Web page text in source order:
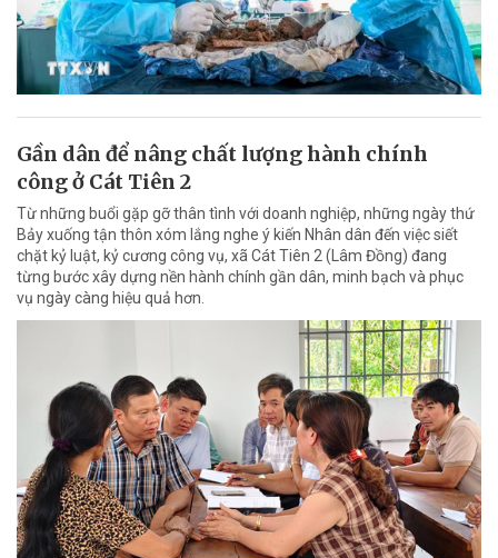
Gần dân để nâng chất lượng hành chính
công ở Cát Tiên 2
Từ những buổi gặp gỡ thân tình với doanh nghiệp, những ngày thứ
Bảy xuống tận thôn xóm lắng nghe ý kiến Nhân dân đến việc siết
chặt kỷ luật, kỷ cương công vụ, xã Cát Tiên 2 (Lâm Đồng) đang
từng bước xây dựng nền hành chính gần dân, minh bạch và phục
vụ ngày càng hiệu quả hơn.